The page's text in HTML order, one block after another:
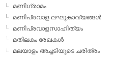
മണിഗ്രാമം
മണിപ്രവാള ലഘുകാവ്യങ്ങള്‍
മണിപ്രവാളസാഹിത്യം
മതിലകം രേഖകള്‍
മലയാളം അച്ചടിയുടെ ചരിത്രം